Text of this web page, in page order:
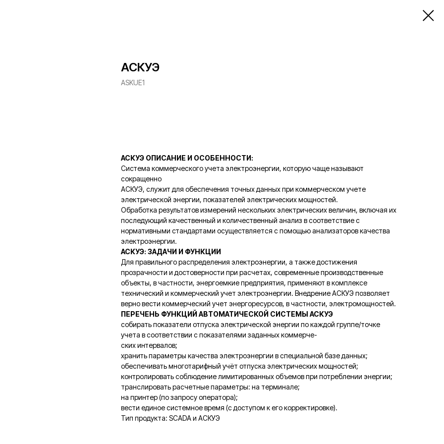
АСКУЭ
ASKUE1
АСКУЭ ОПИСАНИЕ И ОСОБЕННОСТИ:
Система коммерческого учета электроэнергии, которую чаще называют
сокращенно
АСКУЭ, служит для обеспечения точных данных при коммерческом учете
электрической энергии, показателей электрических мощностей.
Обработка результатов измерений нескольких электрических величин, включая их
последующий качественный и количественный анализ в соответствие с
нормативными стандартами осуществляется с помощью анализаторов качества
электроэнергии.
АСКУЭ: ЗАДАЧИ И ФУНКЦИИ
Для правильного распределения электроэнергии, а также достижения
прозрачности и достоверности при расчетах, современные производственные
объекты, в частности, энергоемкие предприятия, применяют в комплексе
технический и коммерческий учет электроэнергии. Внедрение АСКУЭ позволяет
верно вести коммерческий учет энергоресурсов, в частности, электромощностей.
ПЕРЕЧЕНЬ ФУНКЦИЙ АВТОМАТИЧЕСКОЙ СИСТЕМЫ АСКУЭ
собирать показатели отпуска электрической энергии по каждой группе/точке
учета в соответствии с показателями заданных коммерче-
ских интервалов;
хранить параметры качества электроэнергии в специальной базе данных;
обеспечивать многотарифный учёт отпуска электрических мощностей;
контролировать соблюдение лимитированных объемов при потреблении энергии;
транслировать расчетные параметры: на терминале;
на принтер (по запросу оператора);
вести единое системное время (с доступом к его корректировке).
Тип продукта: SCADA и АСКУЭ